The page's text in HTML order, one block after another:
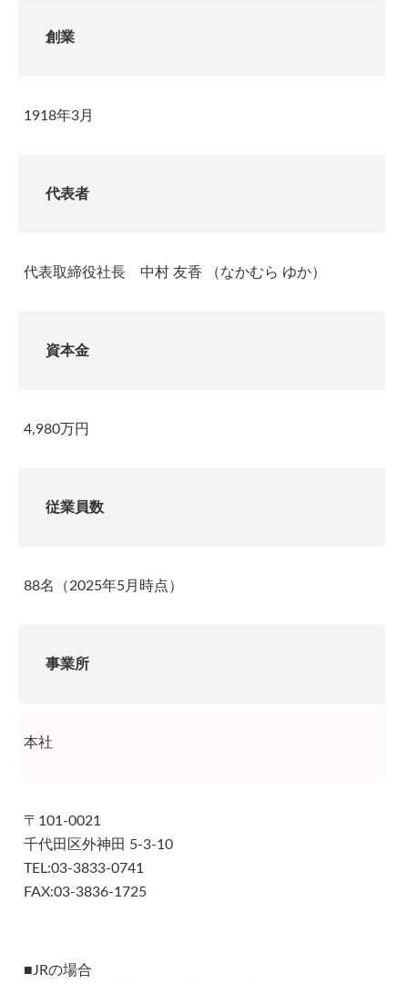
創業
1918年3月
代表者
代表取締役社長 中村 友香 （なかむら ゆか）
資本金
4,980万円
従業員数
88名（2025年5月時点）
事業所
本社
〒101-0021
千代田区外神田 5-3-10
TEL:03-3833-0741
FAX:03-3836-1725
■JRの場合